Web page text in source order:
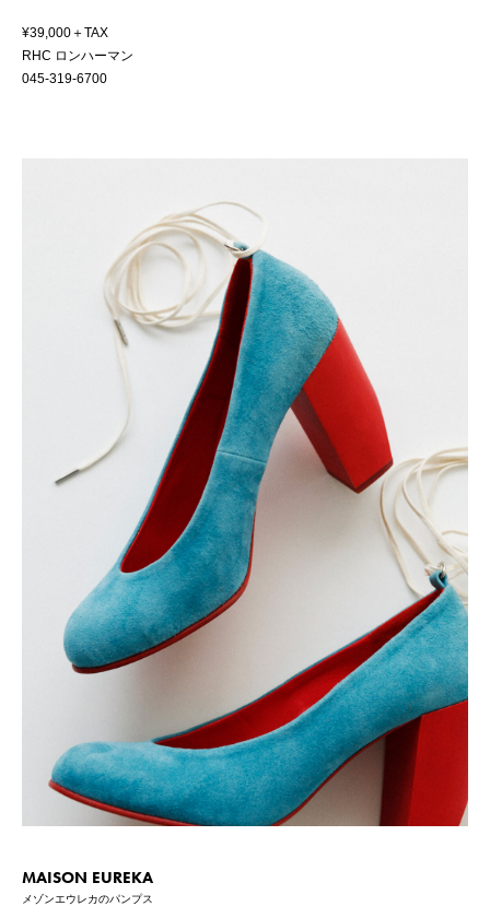
¥39,000＋TAX
RHC ロンハーマン
045-319-6700
MAISON EUREKA
メゾンエウレカのパンプス